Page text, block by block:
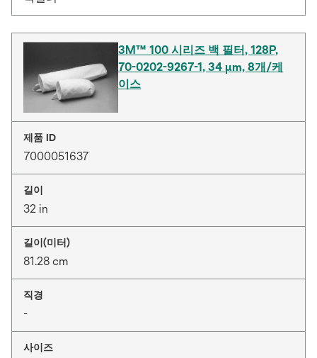
3M™ 100 시리즈 백 필터, 128P,
70-0202-9267-1, 34 μm, 8개/케
이스
제품 ID
7000051637
길이
32 in
길이(미터)
81.28 cm
직경
-
사이즈